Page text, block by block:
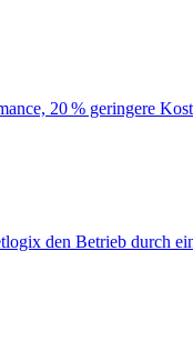
20 % geringere
den Betrieb durch